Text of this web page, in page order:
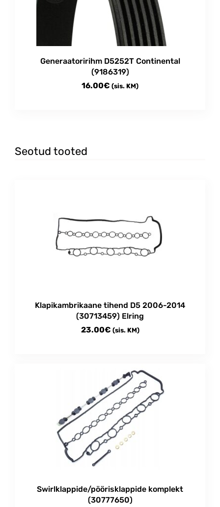
Generaatoririhm D5252T Continental
(9186319)
16.00€ (sis. KM)
Seotud tooted
Klapikambrikaane tihend D5 2006-2014
(30713459) Elring
23.00€ (sis. KM)
Swirlklappide/pöörisklappide komplekt
(30777650)